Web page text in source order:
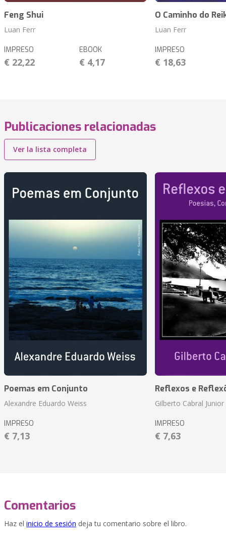
Feng Shui
Luan Ferr
IMPRESO
€ 22,22
EBOOK
€ 4,17
O Caminho do
Luan Ferr
IMPRESO
€ 18,63
Publicaciones relacionadas
Ver la lista completa
Poemas em Conjunto
Alexandre Eduardo Weiss
IMPRESO
€ 7,13
Reflexos e
Gilberto Cabral Junior
IMPRESO
€ 7,63
Comentarios
Haz el inicio de sesión deja tu comentario sobre el libro.